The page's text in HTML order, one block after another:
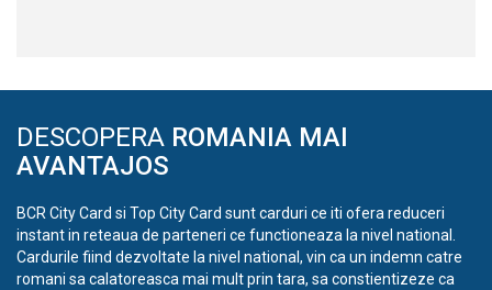
DESCOPERA ROMANIA MAI
AVANTAJOS
BCR City Card si Top City Card sunt carduri ce iti ofera reduceri
instant in reteaua de parteneri ce functioneaza la nivel national.
Cardurile fiind dezvoltate la nivel national, vin ca un indemn catre
romani sa calatoreasca mai mult prin tara, sa constientizeze ca